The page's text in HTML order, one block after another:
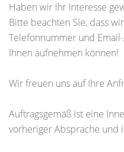
Haben wir Ihr Interesse
Bitte beachten Sie, dass
Telefonnummer und
Ihnen aufnehmen können!
Wir freuen uns auf Ihre
Auftragsgemäß ist eine
vorheriger Absprache und